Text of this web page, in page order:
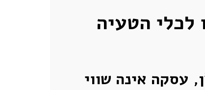
לכלי הטעיה
עסקה אינה שווי